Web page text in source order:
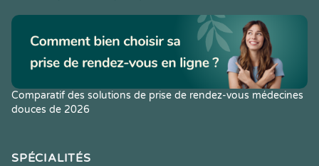
Comparatif des solutions de prise de rendez-vous médecines
douces de 2026
SPÉCIALITÉS